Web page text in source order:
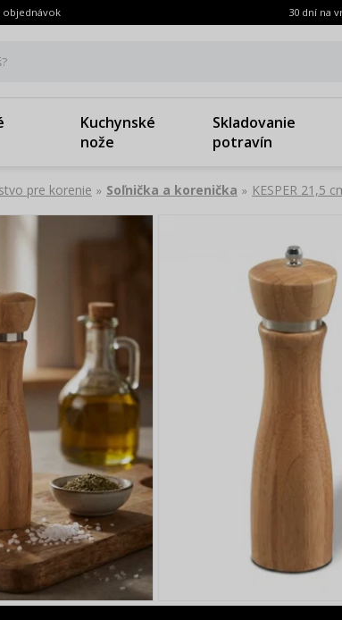
objednávok 30 dní na
Kuchynské
nože
Skladovanie
potravín
pre korenie » Soľnička a korenička » KESPER 21,5